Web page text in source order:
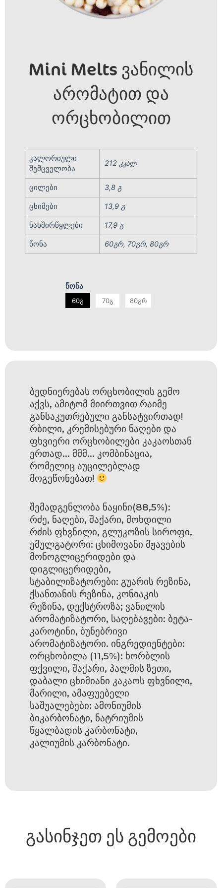
Mini Melts ვანილის
არომატით და
ორცხობილით
კალორიული
შემცველობა
212 კკალ
ცილები 3,8 გ
ცხიმები 13,9 გ
ნახშირწყლები 17,9 გ
წონა 60გრ, 70გრ, 80გრ
წონა
60გ 70გ 80გრ
ბედნიერებას ორცხობილის გემო
აქვს, ამიტომ მიირთვით რაიმე
განსაკუთრებული განსატვირთად!
რბილი, კრემისებური ნაღები და
ფხვიერი ორცხობილები კაკაოსთან
ერთად... მმმ... კომბინაცია,
რომელიც აუცილებლად
მოგეწონებათ!
შემადგენლობა ნაყინი(88,5%):
რძე, ნაღები, შაქარი, მოხდილი
რძის ფხვნილი, გლუკოზის სიროფი,
ემულგატორი: ცხიმოვანი მჟავების
მონოგლიცერიდები და
დიგლიცერიდები,
სტაბილიზატორები: გუარის რეზინა,
ქსანთანის რეზინა, კონიაკის
რეზინა, დექსტროზა; ვანილის
არომატიზატორი, საღებავები: ბეტა-
კაროტინი, ბუნებრივი
არომატიზატორი. ინგრედიენტები:
ორცხობილა (11,5%): ხორბლის
ფქვილი, შაქარი, პალმის ზეთი,
დაბალი ცხიმიანი კაკაოს ფხვნილი,
მარილი, ამაფუებელი
საშუალებები: ამონიუმის
ბიკარბონატი, ნატრიუმის
წყალბადის კარბონატი,
კალიუმის კარბონატი.
გასინჯეთ ეს გემოები